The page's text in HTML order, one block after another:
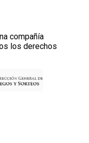
compañía
los derechos